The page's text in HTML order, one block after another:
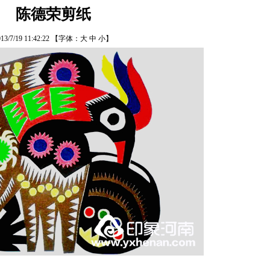
陈德荣剪纸
7/19 11:42:22 【字体： 大 中 小】